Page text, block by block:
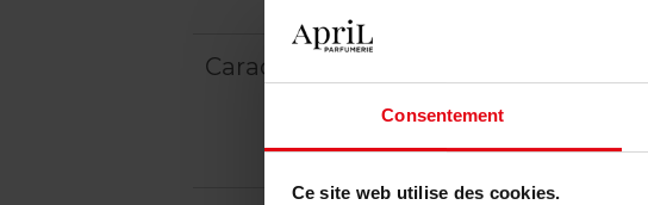
Consentement
Ce site web utilise des cookies.
Caractéristiques